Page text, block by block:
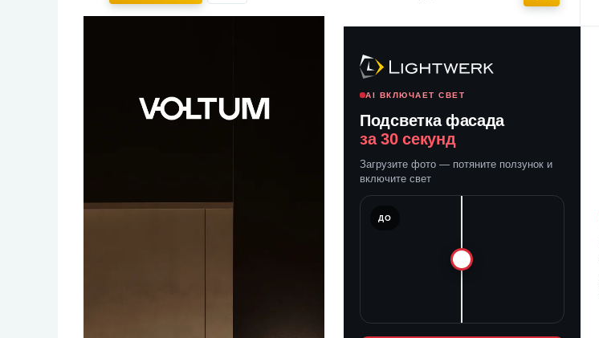
AI ВКЛЮЧАЕТ СВЕТ
Подсветка фасада
за 30 секунд
Загрузите фото — потяните ползунок и
включите свет
ДО